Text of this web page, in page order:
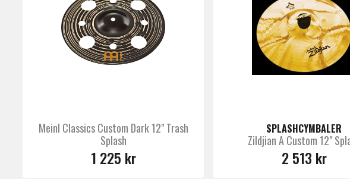
Meinl Classics Custom Dark 12" Trash
Splash
1 225 kr
SPLASHCYMBALER
Zildjian A Custom 12"
2 513 kr